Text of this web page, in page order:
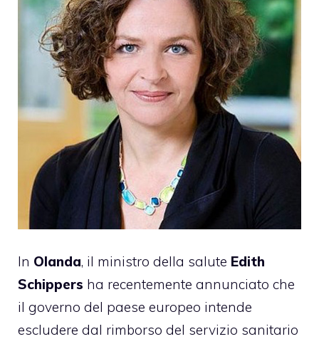
In Olanda, il ministro della salute Edith
Schippers ha recentemente annunciato che
il governo del paese europeo intende
escludere dal rimborso del servizio sanitario